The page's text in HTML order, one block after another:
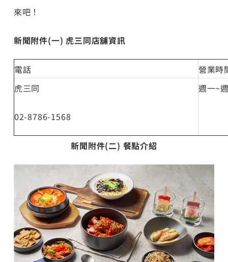
來吧！
新聞附件(一) 虎三同店舖資訊
電話
營業時
虎三同
02-8786-1568
週一~
新聞附件(二) 餐點介紹